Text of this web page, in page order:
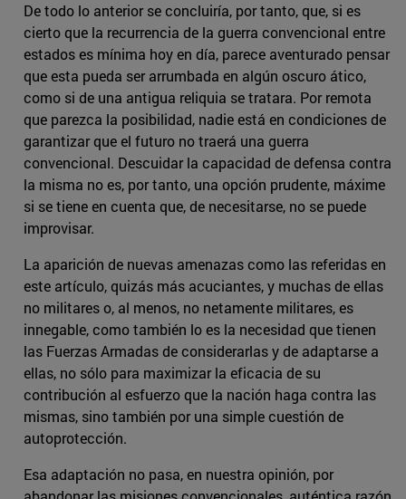
De todo lo anterior se concluiría, por tanto, que, si es
cierto que la recurrencia de la guerra convencional entre
estados es mínima hoy en día, parece aventurado pensar
que esta pueda ser arrumbada en algún oscuro ático,
como si de una antigua reliquia se tratara. Por remota
que parezca la posibilidad, nadie está en condiciones de
garantizar que el futuro no traerá una guerra
convencional. Descuidar la capacidad de defensa contra
la misma no es, por tanto, una opción prudente, máxime
si se tiene en cuenta que, de necesitarse, no se puede
improvisar.
La aparición de nuevas amenazas como las referidas en
este artículo, quizás más acuciantes, y muchas de ellas
no militares o, al menos, no netamente militares, es
innegable, como también lo es la necesidad que tienen
las Fuerzas Armadas de considerarlas y de adaptarse a
ellas, no sólo para maximizar la eficacia de su
contribución al esfuerzo que la nación haga contra las
mismas, sino también por una simple cuestión de
autoprotección.
Esa adaptación no pasa, en nuestra opinión, por